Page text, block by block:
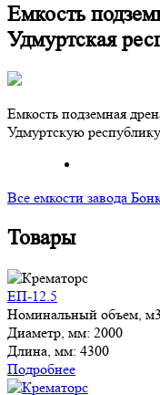
Емкость
Удмуртская
Емкость подземная
Удмуртскую
Все емкости завода
Товары
ЕП-12.5
Номинальный объем,
Диаметр, мм: 2000
Длина, мм: 4300
Подробнее